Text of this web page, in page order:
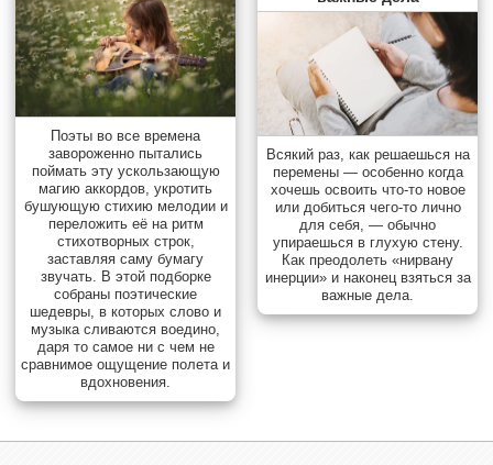
Поэты во все времена
завороженно пытались
поймать эту ускользающую
магию аккордов, укротить
бушующую стихию мелодии и
переложить её на ритм
стихотворных строк,
заставляя саму бумагу
звучать. В этой подборке
собраны поэтические
шедевры, в которых слово и
музыка сливаются воедино,
даря то самое ни с чем не
сравнимое ощущение полета и
вдохновения.
Всякий раз, как решаешься на
перемены — особенно когда
хочешь освоить что-то новое
или добиться чего-то лично
для себя, — обычно
упираешься в глухую стену.
Как преодолеть «нирвану
инерции» и наконец взяться за
важные дела.